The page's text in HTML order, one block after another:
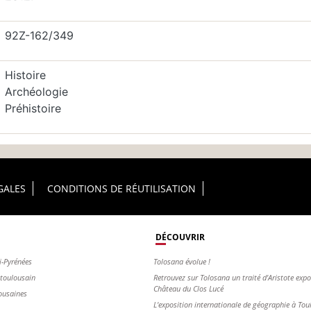
92Z-162/349
Histoire
Archéologie
Préhistoire
CONDITIONS DE RÉUTILISATION
DÉCOUVRIR
Tolosana évolue !
Retrouvez sur Tolosana un traité d'Aristote
Château du Clos Lucé
L'exposition internationale de géographie à